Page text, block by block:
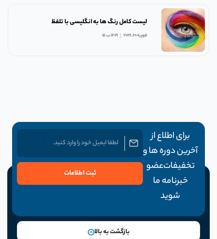
لیست کامل رنگ ها به انگلیسی با تلفظ
فوریه 20, 2026 12:19 ب.ظ
برای اطلاع از
آخرین دوره ها و
تخفیفات عضو
خبرنامه ما
شوید
ثبت اطلاعات
بازگشت به بالا